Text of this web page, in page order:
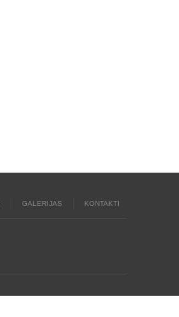
GALERIJAS KONTAKTI